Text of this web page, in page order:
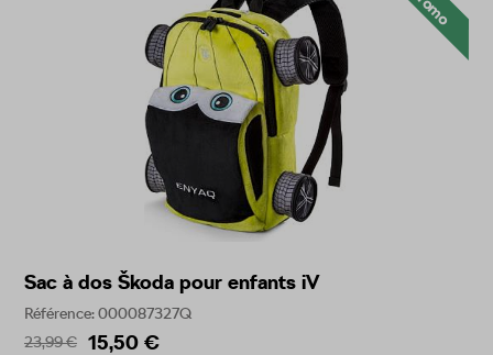
Sac à dos Škoda pour enfants iV
Référence: 000087327Q
23,99 €
15,50 €